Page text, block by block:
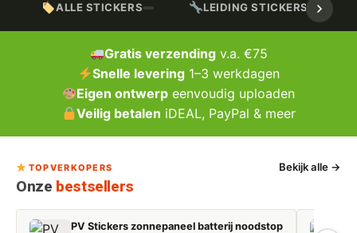
ALLE STICKERS LEIDING STICKERS /
Gratis verzendingv.a. €75
Snelle levering1–3 werkdagen
Eigen ontwerp eenvoudig uploaden
Veilig betalen iDEAL, PayPal & meer
TOPVERKOPERS
Onze bestsellers
Bekijk alle →
PV Stickers zonnepaneel batterij noodstop